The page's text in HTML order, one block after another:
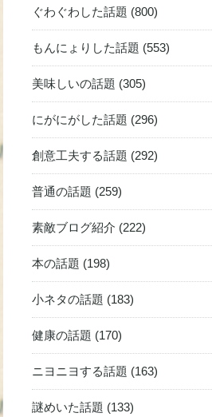
ぐわぐわした話題 (800)
もんにょりした話題 (553)
美味しいの話題 (305)
にがにがした話題 (296)
創意工夫する話題 (292)
普通の話題 (259)
素敵ブログ紹介 (222)
本の話題 (198)
小ネタの話題 (183)
健康の話題 (170)
ニヨニヨする話題 (163)
謎めいた話題 (133)